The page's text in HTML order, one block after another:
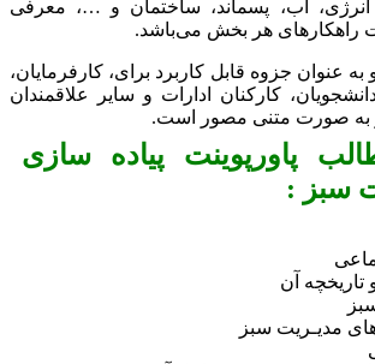
آب، پسماند، ساختمان و …، معرفی
راهکارهای هر بخش می‌باشد.
و به عنوان جزوه قابل کاربرد برای، کارفرمایان،
کارکنان ادارات و سایر علاقمندان
به صورت متنی مصور است.
پاورپوینت پیاده سازی
سبز :
آن
مدیـریت سبز